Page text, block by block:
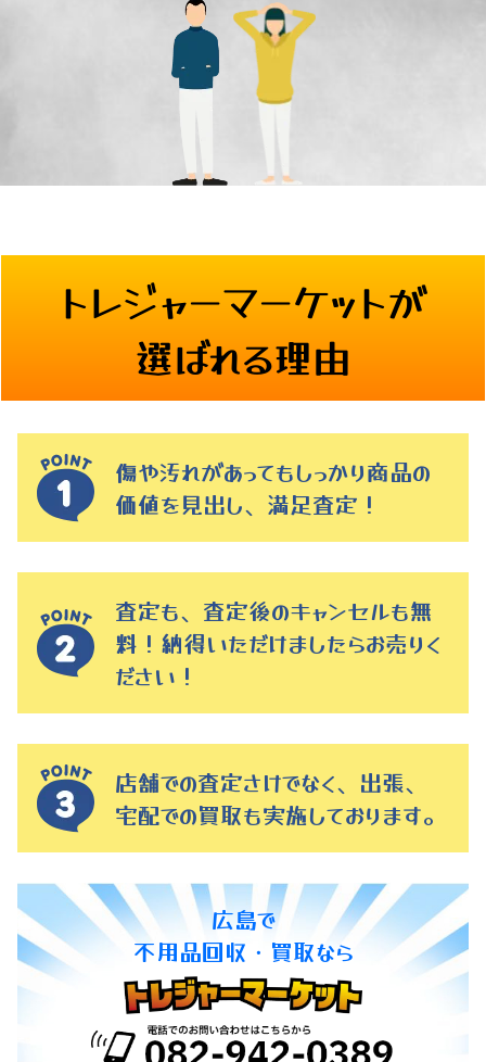
トレジャーマーケットが
選ばれる理由
傷や汚れがあってもしっかり商品の
価値を見出し、満足査定！
査定も、査定後のキャンセルも無
料！納得いただけましたらお売りく
ださい！
店舗での査定さけでなく、出張、
宅配での買取も実施しております。
広島で
不用品回収・買取なら